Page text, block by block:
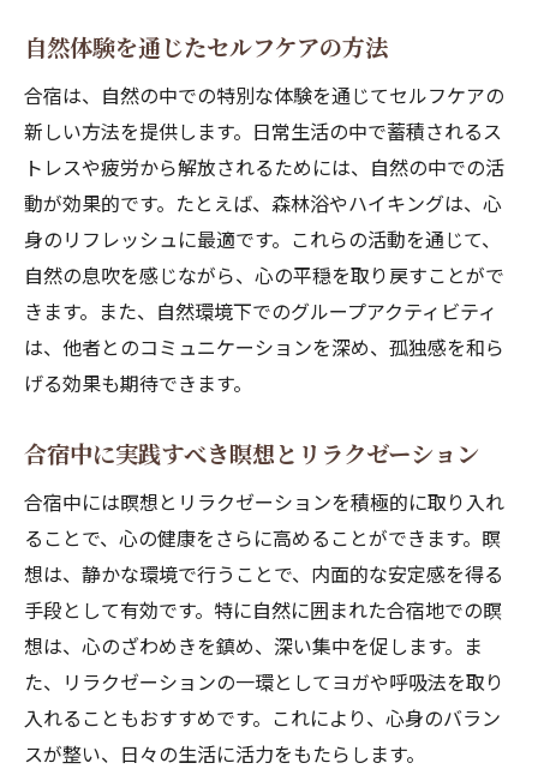
自然体験を通じたセルフケアの方法
合宿は、自然の中での特別な体験を通じてセルフケアの
新しい方法を提供します。日常生活の中で蓄積されるス
トレスや疲労から解放されるためには、自然の中での活
動が効果的です。たとえば、森林浴やハイキングは、心
身のリフレッシュに最適です。これらの活動を通じて、
自然の息吹を感じながら、心の平穏を取り戻すことがで
きます。また、自然環境下でのグループアクティビティ
は、他者とのコミュニケーションを深め、孤独感を和ら
げる効果も期待できます。
合宿中に実践すべき瞑想とリラクゼーション
合宿中には瞑想とリラクゼーションを積極的に取り入れ
ることで、心の健康をさらに高めることができます。瞑
想は、静かな環境で行うことで、内面的な安定感を得る
手段として有効です。特に自然に囲まれた合宿地での瞑
想は、心のざわめきを鎮め、深い集中を促します。ま
た、リラクゼーションの一環としてヨガや呼吸法を取り
入れることもおすすめです。これにより、心身のバラン
スが整い、日々の生活に活力をもたらします。